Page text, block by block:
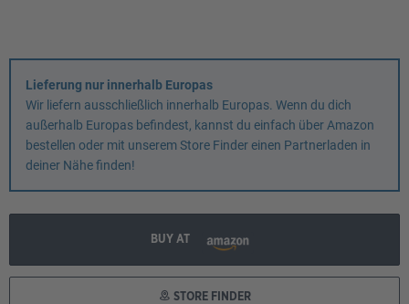
Lieferung nur innerhalb Europas
Wir liefern ausschließlich innerhalb Europas. Wenn du dich
außerhalb Europas befindest, kannst du einfach über Amazon
bestellen oder mit unserem Store Finder einen Partnerladen in
deiner Nähe finden!
BUY AT
STORE FINDER